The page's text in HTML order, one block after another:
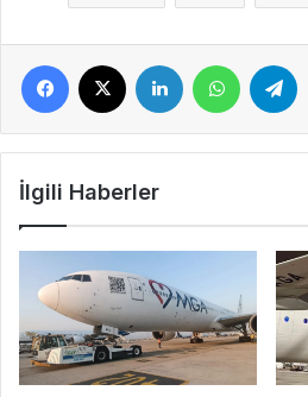
Facebook LinkedIn WhatsApp
İlgili Haberler